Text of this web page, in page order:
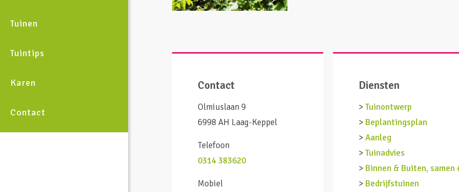
Tuinen
Tuintips
Karen
Contact
Contact
Olmiuslaan 9
6998 AH Laag-Keppel
Telefoon
0314 383620
Mobiel
Diensten
>Tuinontwerp
> Beplantingsplan
>Aanleg
>Tuinadvies
> Binnen & Buiten, samen
> Bedrijfstuinen